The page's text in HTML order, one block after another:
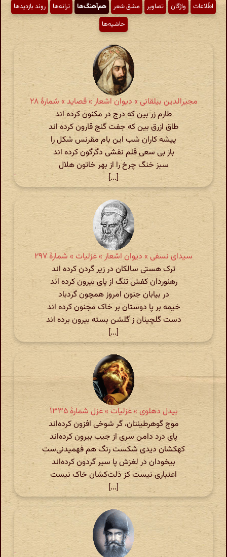
اطّلاعات واژگان تصاویر مشق شعر هم‌آهنگ‌ها ترانه‌ها
روند بازدیدها
حاشیه‌ها
مجیرالدین بیلقانی » دیوان اشعار » قصاید » شمارهٔ ۲۸
طارم زر بین که درج در مکنون کرده اند
طاق ازرق بین که جفت گنج قارون کرده اند
پیشه کاران شب این بام مقرنس شکل را
باز بی سعی قلم نقشی دگرگون کرده اند
سبز خنگ چرخ را از بهر خاتون هلال
[...]
سیدای نسفی » دیوان اشعار » غزلیات » شمارهٔ ۲۹۷
ترک هستی سالکان در زیر گردن کرده اند
رهنوردان کفش تنگ از پای بیرون کرده اند
در بیابان جنون امروز همچون گردباد
خیمه بر پا دوستان بر خاک مجنون کرده اند
دست گلچینان ز گلشن بسته بیرون برده اند
[...]
بیدل دهلوی » غزلیات » غزل شمارهٔ ۱۳۳۵
موج گوهرطینتان‌، گر شوخی افزون کرده‌اند
پای درد دامن سری از جیب بیرون کرده‌اند
کهکشان دیدی شکست رنگ هم فهمیدنی‌ست
بیخودان در لغزش پا سیر گردون کرده‌اند
اعتباری نیست کز ذلت‌کشان خاک نیست
[...]